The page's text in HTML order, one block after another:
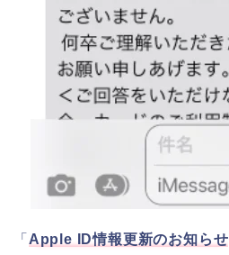
「 Apple ID情報更新のお知らせ